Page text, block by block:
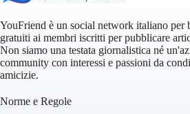
YouFriend è un social network italiano per
gratuiti ai membri iscritti per pubblicare
Non siamo una testata giornalistica né
community con interessi e passioni da
amicizie.
Norme e Regole